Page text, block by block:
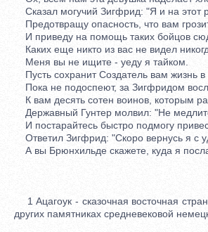
Сказал могучий Зигфрид: "Я и на этот
Предотвращу опасность, что вам
И приведу на помощь таких бойцов
Каких еще никто из вас не видел
Меня вы не ищите - уеду я тайком.
Пусть сохранит Создатель вам жизнь в
Пока не подоспеют, за Зигфридом
К вам десять сотен воинов, которым
Державный Гунтер молвил: "Не
И постарайтесь быстро подмогу
Ответил Зигфрид: "Скоро вернусь я с
А вы Брюнхильде скажете, куда я
1 Ацагоук - сказочная восточная
других памятниках средневековой